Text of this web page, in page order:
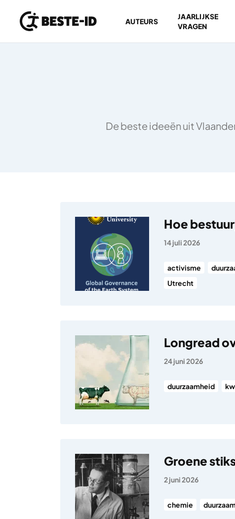
Ga naar inhoud
AUTEURS
JAARLIJKSE
VRAGEN
De beste ideeën uit
Hoe
14 juli 2026
activisme
Utrecht
Longread
24 juni 2026
duurzaamheid
Groene
2 juni 2026
chemie